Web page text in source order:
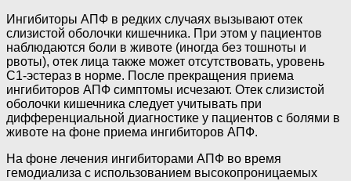
Ингибиторы АПФ в редких случаях вызывают отек
слизистой оболочки кишечника. При этом у пациентов
наблюдаются боли в животе (иногда без тошноты и
рвоты), отек лица также может отсутствовать, уровень
С1-эстераз в норме. После прекращения приема
ингибиторов АПФ симптомы исчезают. Отек слизистой
оболочки кишечника следует учитывать при
дифференциальной диагностике у пациентов с болями в
животе на фоне приема ингибиторов АПФ.
На фоне лечения ингибиторами АПФ во время
гемодиализа с использованием высокопроницаемых